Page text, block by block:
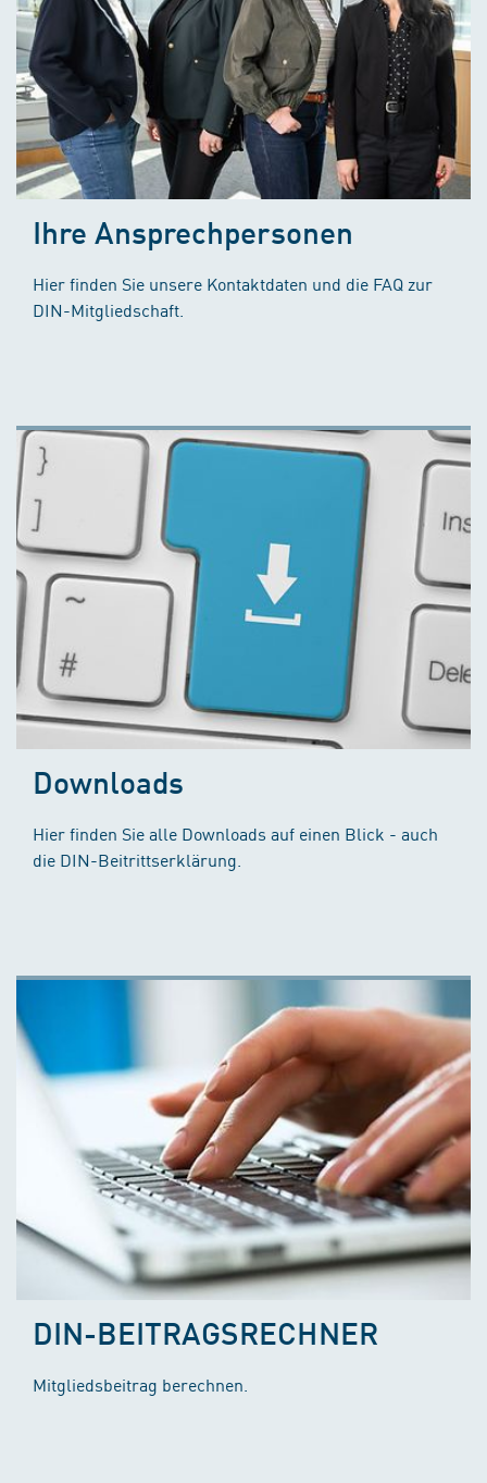
Ihre Ansprechpersonen
Hier finden Sie unsere Kontaktdaten und die FAQ zur
DIN-Mitgliedschaft.
Downloads
Hier finden Sie alle Downloads auf einen Blick - auch
die DIN-Beitrittserklärung.
DIN-BEITRAGSRECHNER
Mitgliedsbeitrag berechnen.